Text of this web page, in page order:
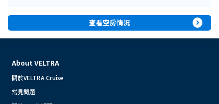
查看空房情況 expand_circle_right
About VELTRA
關於VELTRA Cruise
常見問題